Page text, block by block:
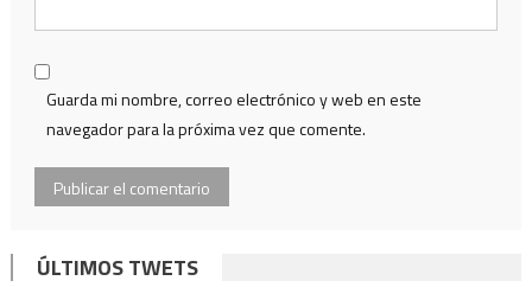
Guarda mi nombre, correo electrónico y web en este
navegador para la próxima vez que comente.
ÚLTIMOS TWETS